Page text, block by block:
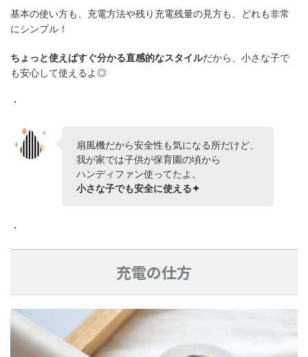
基本の使い方も、充電方法や残り充電残量の見方も、どれも非常
にシンプル！
ちょっと使えばすぐ分かる直感的なスタイルだから、小さな子で
も安心して使えるよ◎
・
扇風機だから安全性も気になる所だけど、
我が家では子供が保育園の頃から
ハンディファン使ってたよ。
小さな子でも安全に使える✦
・
充電の仕方